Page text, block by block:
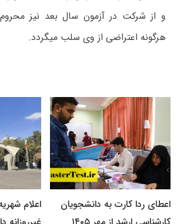
و از شرکت در آزمون سال بعد نیز
هرگونه اعتراضی از وی سلب میگردد.
اعطای ردا کارت به دانشجویان
اعلام